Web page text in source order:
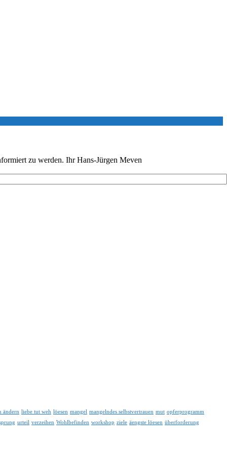
zu werden. Ihr Hans-Jürgen Meven
ändern liebe tut weh löesen mangel mangelndes selbstvertrauen mut opferprogramm
urteil verzeihen Wohlbefinden workshop ziele äengste löesen überforderung